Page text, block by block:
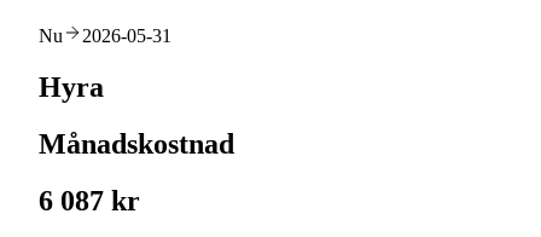
Nu 2026-05-31
Hyra
Månadskostnad
6 087 kr